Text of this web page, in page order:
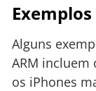
Alguns
ARM incluem
os iPhones